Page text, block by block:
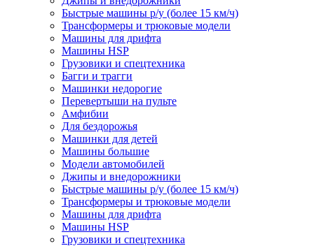
Быстрые машины р/у (более 15 км/ч)
Трансформеры и трюковые модели
Машины для дрифта
Машины HSP
Грузовики и спецтехника
Багги и трагги
Машинки недорогие
Перевертыши на пульте
Амфибии
Для бездорожья
Машинки для детей
Машины большие
Модели автомобилей
Джипы и внедорожники
Быстрые машины р/у (более 15 км/ч)
Трансформеры и трюковые модели
Машины для дрифта
Машины HSP
Грузовики и спецтехника